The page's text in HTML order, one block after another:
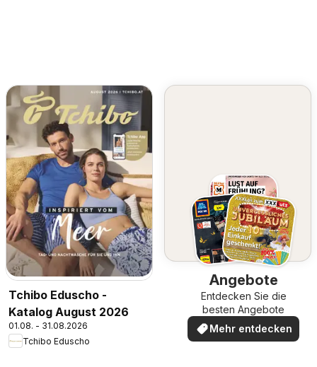
Tchibo Eduscho -
Katalog August 2026
01.08. - 31.08.2026
Tchibo Eduscho
Angebote
Entdecken Sie die
besten Angebote
Mehr entdecken